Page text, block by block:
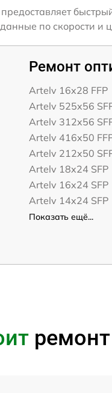
по скорости и
Ремонт
Artelv 16x28 FFP
Artelv 525x56
Artelv 312x56
Artelv 416x50
Artelv 212x50
Artelv 18x24 SFP
Artelv 16x24 SFP
Artelv 14x24 SFP
Показать ещё...
ремонт